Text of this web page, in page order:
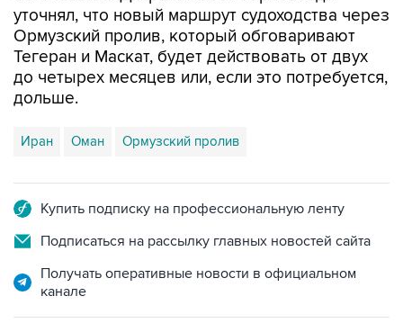
уточнял, что новый маршрут судоходства через
Ормузский пролив, который обговаривают
Тегеран и Маскат, будет действовать от двух
до четырех месяцев или, если это потребуется,
дольше.
Иран Оман Ормузский пролив
Купить подписку на профессиональную ленту
Подписаться на рассылку главных новостей сайта
Получать оперативные новости в официальном
канале